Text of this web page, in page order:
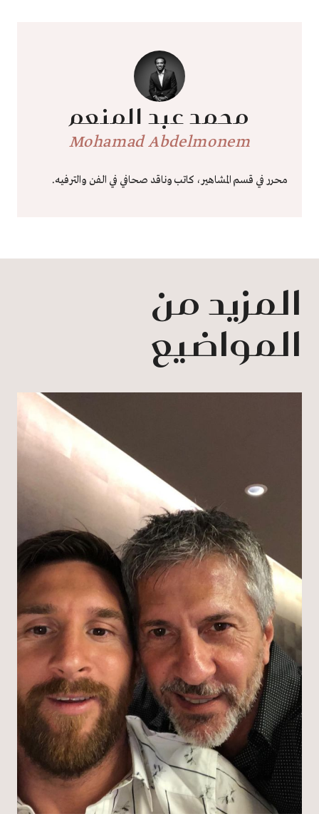
محمد عبد المنعم
Mohamad Abdelmonem
محرر في قسم المشاهير، كاتب وناقد صحافي في الفن والترفيه.
المزيد من
المواضيع